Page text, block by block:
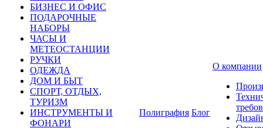
БИЗНЕС И ОФИС
ПОДАРОЧНЫЕ
НАБОРЫ
ЧАСЫ И
МЕТЕОСТАНЦИИ
РУЧКИ
ОДЕЖДА
ДОМ И БЫТ
СПОРТ, ОТДЫХ,
ТУРИЗМ
ИНСТРУМЕНТЫ И
ФОНАРИ
Полиграфия Блог
О компании